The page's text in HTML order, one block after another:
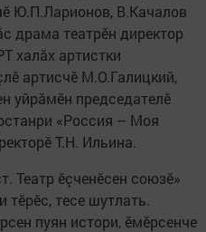
Ю.П.Ларионов, В.Качалов
драма театрӗн директор
халăх артистки
артисчӗ М.О.Галицкий,
уйрăмӗн председателӗ
«Россия – Моя
Т.Н. Ильина.
Театр ӗçченӗсен союзӗ»
тӗрӗс, тесе шутлать.
пуян истори, ӗмӗрсенче